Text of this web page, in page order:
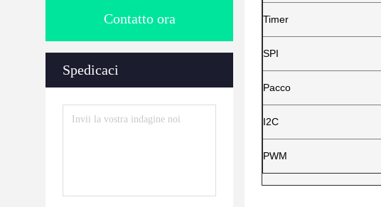
Contatto ora
Spedicaci
Timer
SPI
Pacco
I2C
PWM